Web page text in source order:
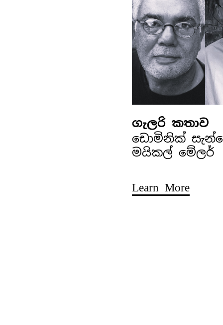
ගැලරි කතාව
ඩොමිනික්
මයිකල් මේලර්
Learn More